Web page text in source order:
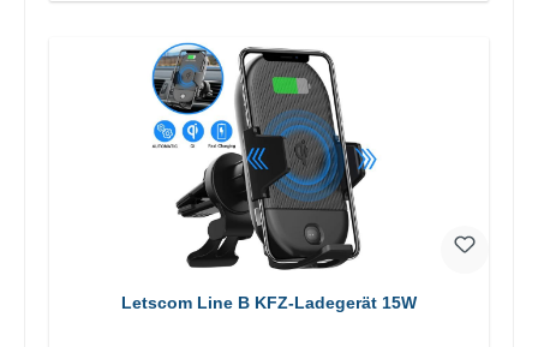
Letscom Line B KFZ-Ladegerät 15W